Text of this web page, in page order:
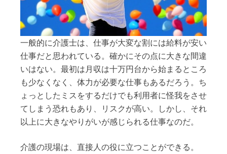
一般的に介護士は、仕事が大変な割には給料が安い
仕事だと思われている。確かにその点に大きな間違
いはない。最初は月収は十万円台から始まるところ
も少なくなく、体力が必要な仕事もあるだろう。ち
ょっとしたミスをするだけでも利用者に怪我をさせ
てしまう恐れもあり、リスクが高い。しかし、それ
以上に大きなやりがいが感じられる仕事なのだ。
介護の現場は、直接人の役に立つことができる。